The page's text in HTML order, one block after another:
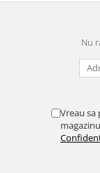
Nu
Vreau